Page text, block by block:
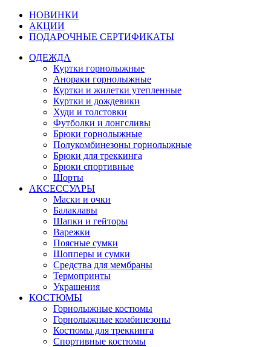
НОВИНКИ
АКЦИИ
ПОДАРОЧНЫЕ СЕРТИФИКАТЫ
ОДЕЖДА
Куртки горнолыжные
Анораки горнолыжные
Куртки и жилетки утепленные
Куртки и дождевики
Худи и толстовки
Футболки и лонгсливы
Брюки горнолыжные
Полукомбинезоны горнолыжные
Брюки для треккинга
Брюки спортивные
Шорты
АКСЕССУАРЫ
Маски и очки
Балаклавы
Шапки и гейторы
Варежки
Поясные сумки
Шопперы и сумки
Средства для мембраны
Термопринты
Украшения
КОСТЮМЫ
Горнолыжные костюмы
Горнолыжные комбинезоны
Костюмы для треккинга
Спортивные костюмы